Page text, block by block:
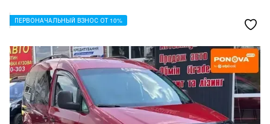
ПЕРВОНАЧАЛЬНЫЙ ВЗНОС ОТ 10%